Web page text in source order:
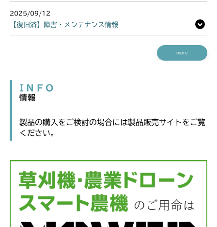
2025/09/12
【復旧済】障害・メンテナンス情報
more
INFO
情報
製品の購入をご検討の場合には製品販売サイトをご覧
ください。